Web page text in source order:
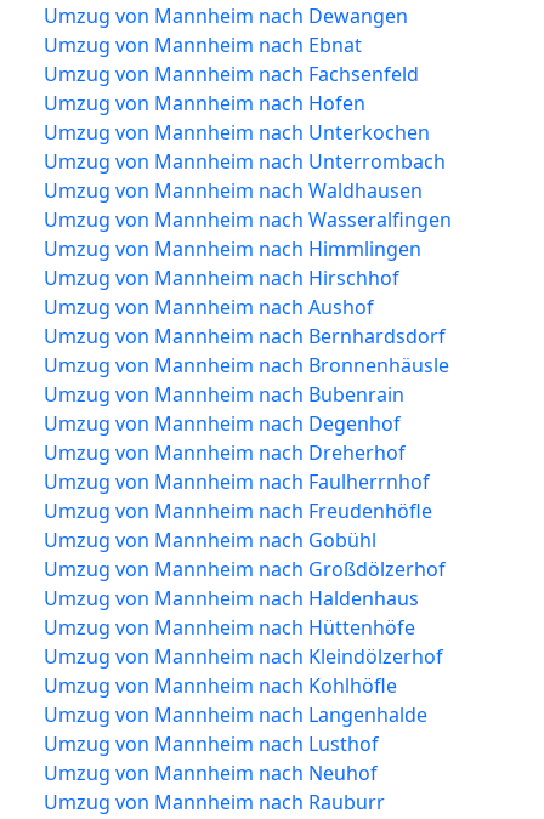
Umzug von Mannheim nach Dewangen
Umzug von Mannheim nach Ebnat
Umzug von Mannheim nach Fachsenfeld
Umzug von Mannheim nach Hofen
Umzug von Mannheim nach Unterkochen
Umzug von Mannheim nach Unterrombach
Umzug von Mannheim nach Waldhausen
Umzug von Mannheim nach Wasseralfingen
Umzug von Mannheim nach Himmlingen
Umzug von Mannheim nach Hirschhof
Umzug von Mannheim nach Aushof
Umzug von Mannheim nach Bernhardsdorf
Umzug von Mannheim nach Bronnenhäusle
Umzug von Mannheim nach Bubenrain
Umzug von Mannheim nach Degenhof
Umzug von Mannheim nach Dreherhof
Umzug von Mannheim nach Faulherrnhof
Umzug von Mannheim nach Freudenhöfle
Umzug von Mannheim nach Gobühl
Umzug von Mannheim nach Großdölzerhof
Umzug von Mannheim nach Haldenhaus
Umzug von Mannheim nach Hüttenhöfe
Umzug von Mannheim nach Kleindölzerhof
Umzug von Mannheim nach Kohlhöfle
Umzug von Mannheim nach Langenhalde
Umzug von Mannheim nach Lusthof
Umzug von Mannheim nach Neuhof
Umzug von Mannheim nach Rauburr